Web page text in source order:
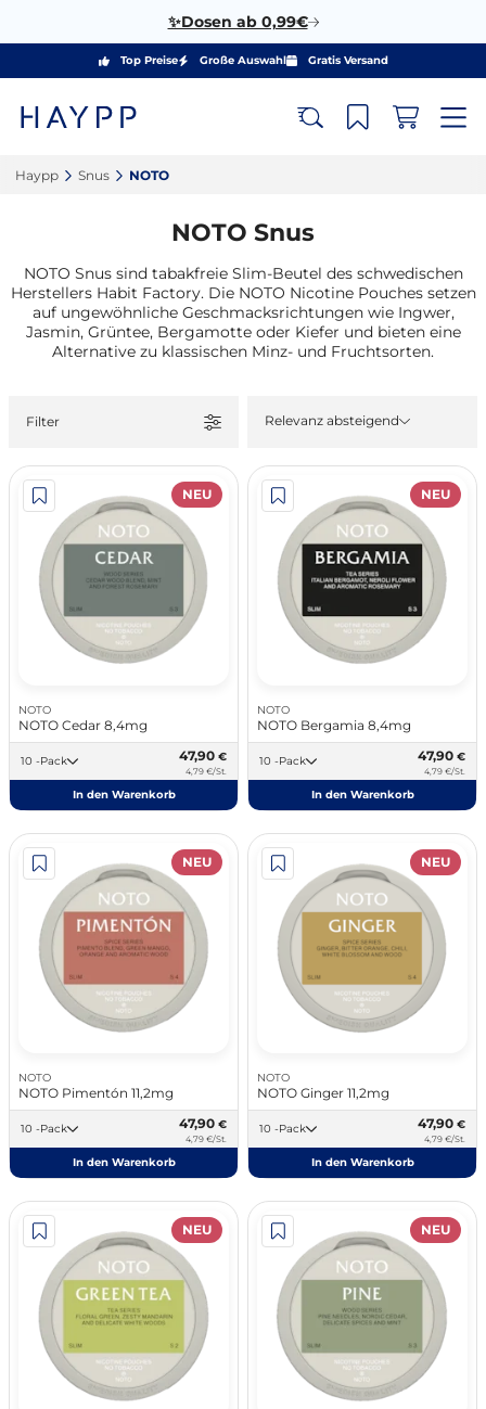
✨Dosen ab 0,99€
Top Preise Große Auswahl Gratis Versand
Haypp‎ Snus‎ NOTO‎
NOTO Snus
NOTO Snus sind tabakfreie Slim-Beutel des schwedischen
Herstellers Habit Factory. Die NOTO Nicotine Pouches setzen
auf ungewöhnliche Geschmacksrichtungen wie Ingwer,
Jasmin, Grüntee, Bergamotte oder Kiefer und bieten eine
Alternative zu klassischen Minz- und Fruchtsorten.
Filter Relevanz absteigend
NEU
NOTO
NOTO Cedar 8,4mg
10 -Pack 47,90 €
4,79 €/St.
In den Warenkorb
NEU
NOTO
NOTO Bergamia 8,4mg
10 -Pack 47,90 €
4,79 €/St.
In den Warenkorb
NEU
NOTO
NOTO Pimentón 11,2mg
10 -Pack 47,90 €
4,79 €/St.
In den Warenkorb
NEU
NOTO
NOTO Ginger 11,2mg
10 -Pack 47,90 €
4,79 €/St.
In den Warenkorb
NEU NEU